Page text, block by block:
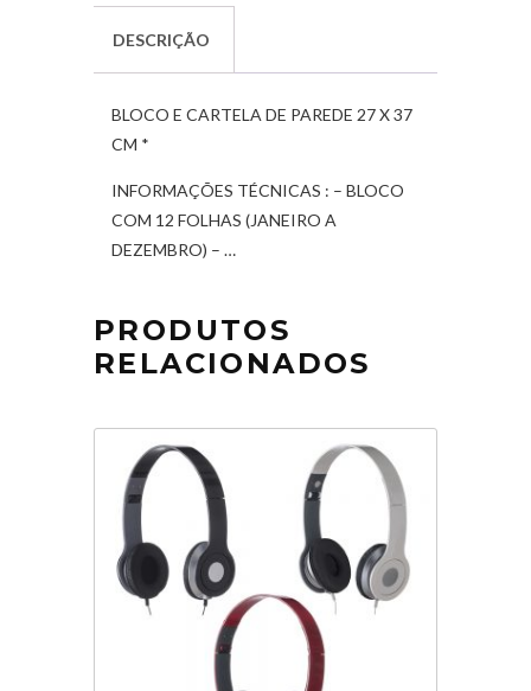
DESCRIÇÃO
BLOCO E CARTELA DE PAREDE 27 X 37
CM *
INFORMAÇÕES TÉCNICAS : – BLOCO
COM 12 FOLHAS (JANEIRO A
DEZEMBRO) – …
PRODUTOS
RELACIONADOS